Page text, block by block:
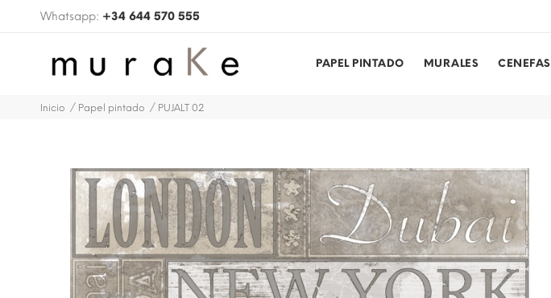
Whatsapp: +34 644 570 555
PAPEL PINTADO MURALES CENEFAS
Inicio Papel pintado PUJALT 02